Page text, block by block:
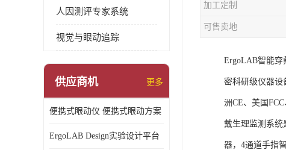
人因测评专家系统
视觉与眼动追踪
供应商机 更多
便携式眼动仪 便携式眼动方案
ErgoLAB Design实验设计平台
加工定制
可售卖地
ErgoLAB智能穿
密科研级仪器设
洲CE、美国
戴生理监测系统
器，4通道手指